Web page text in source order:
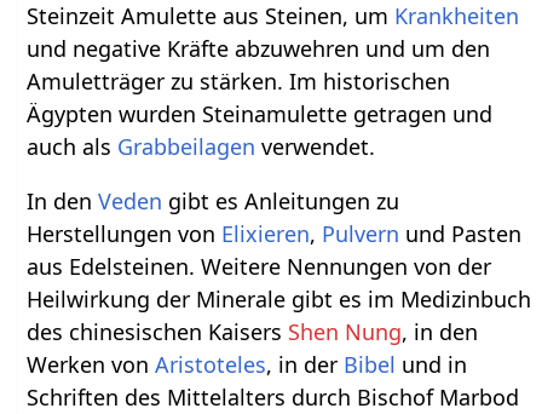
Steinzeit Amulette aus Steinen, um Krankheiten
und negative Kräfte abzuwehren und um den
Amuletträger zu stärken. Im historischen
Ägypten wurden Steinamulette getragen und
auch als Grabbeilagen verwendet.
In denVeden gibt es Anleitungen zu
Herstellungen von Elixieren, Pulvern und Pasten
aus Edelsteinen. Weitere Nennungen von der
Heilwirkung der Minerale gibt es im Medizinbuch
des chinesischen Kaisers Shen Nung, in den
Werken vonAristoteles, in der Bibel und in
Schriften des Mittelalters durch Bischof Marbod